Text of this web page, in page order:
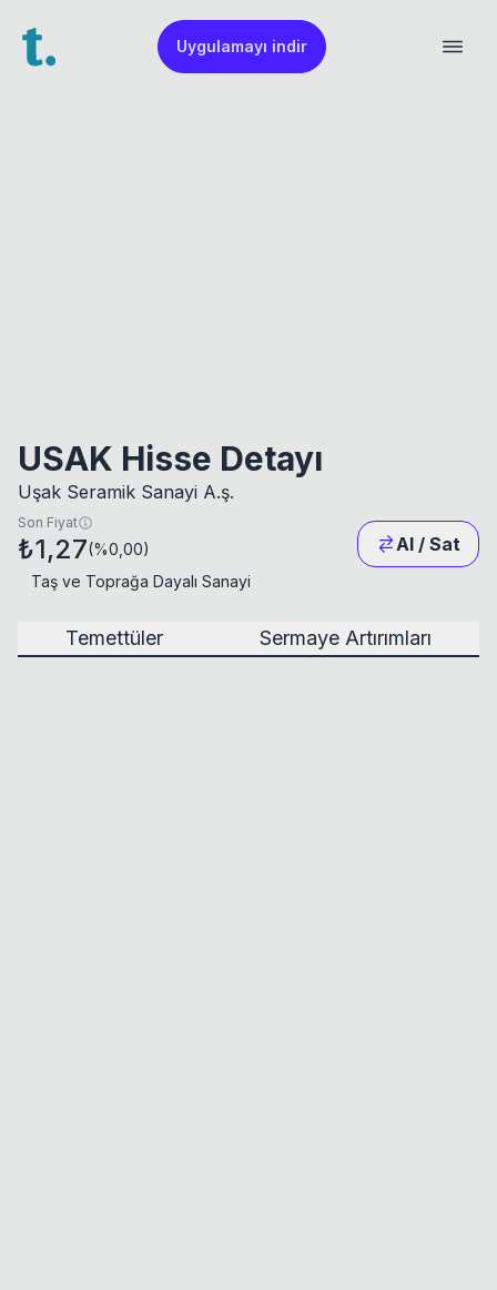
Uygulamayı indir
USAK Hisse Detayı
Uşak Seramik Sanayi A.ş.
Son Fiyat
₺1,27(%0,00) Al / Sat
Taş ve Toprağa Dayalı Sanayi
Temettüler Sermaye Artırımları